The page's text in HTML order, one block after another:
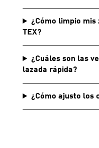
¿Cómo limpio mis
TEX?
¿Cuáles son las
lazada rápida?
¿Cómo ajusto los